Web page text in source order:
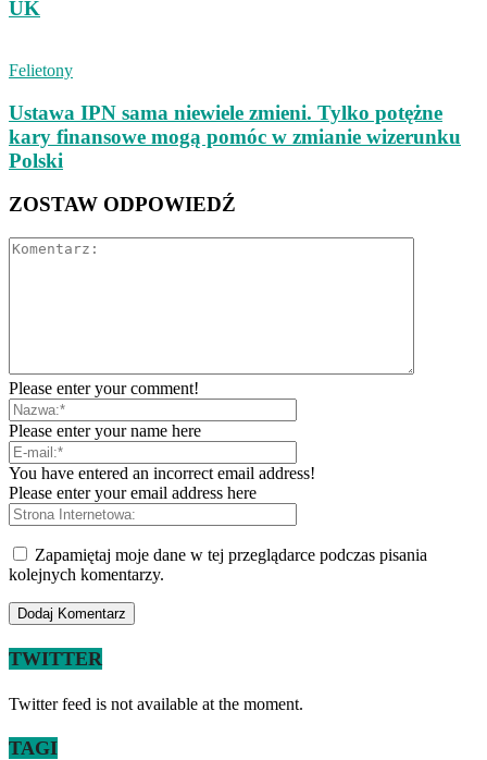
UK
Felietony
Ustawa IPN sama niewiele zmieni. Tylko potężne
kary finansowe mogą pomóc w zmianie wizerunku
Polski
ZOSTAW ODPOWIEDŹ
Please enter your comment!
Please enter your name here
You have entered an incorrect email address!
Please enter your email address here
Zapamiętaj moje dane w tej przeglądarce podczas pisania
kolejnych komentarzy.
TWITTER
Twitter feed is not available at the moment.
TAGI